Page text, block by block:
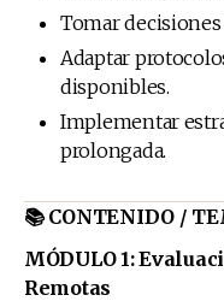
Tomar
Adaptar
disponibles.
Implementar
prolongada.
📚 CONTENIDO /
MÓDULO 1:
Remotas